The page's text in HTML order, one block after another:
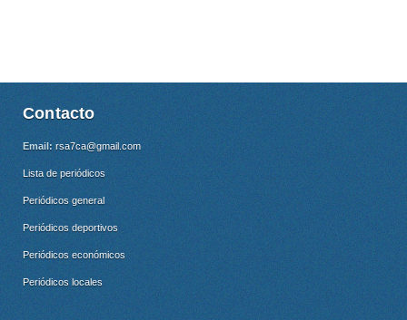
Contacto
Email: rsa7ca@gmail.com
Lista de periódicos
Periódicos general
Periódicos deportivos
Periódicos económicos
Periódicos locales